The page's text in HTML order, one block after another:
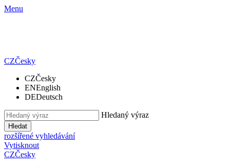
Menu
CZČesky
CZČesky
ENEnglish
DEDeutsch
Hledaný výraz
Hledat
rozšířené vyhledávání
Vytisknout
CZČesky